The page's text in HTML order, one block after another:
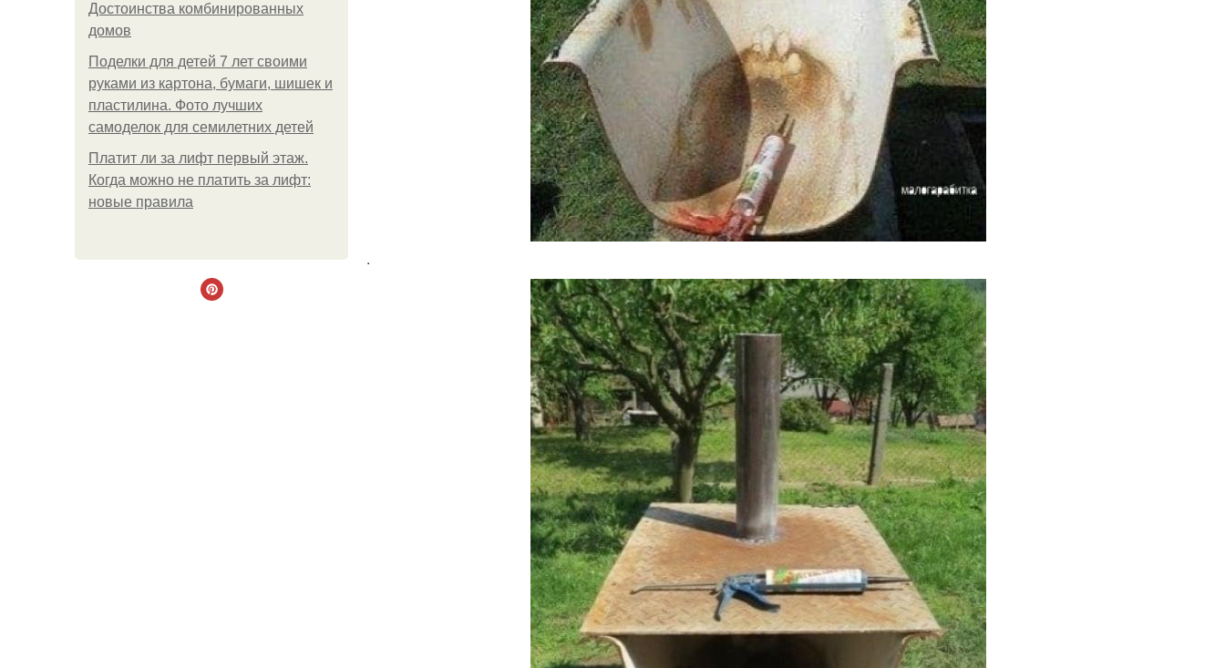
Достоинства комбинированных
домов
Поделки для детей 7 лет своими
руками из картона, бумаги, шишек и
пластилина. Фото лучших
самоделок для семилетних детей
Платит ли за лифт первый этаж.
Когда можно не платить за лифт:
новые правила
.